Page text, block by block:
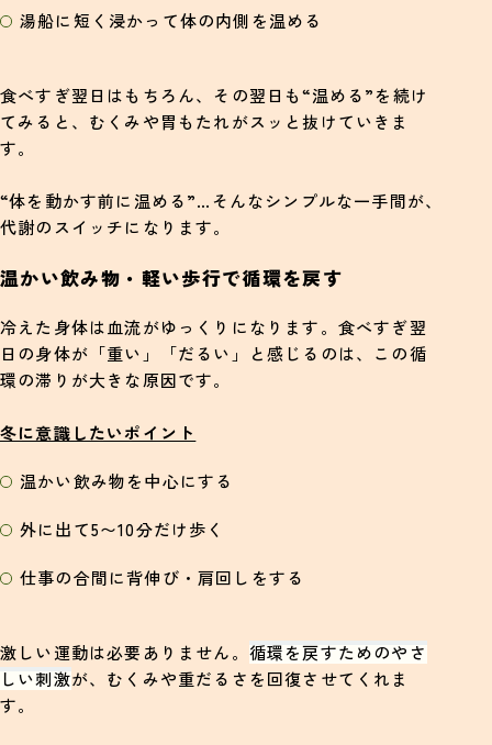
湯船に短く浸かって体の内側を温める
食べすぎ翌日はもちろん、その翌日も“温める”を続け
てみると、むくみや胃もたれがスッと抜けていきま
す。
“体を動かす前に温める”…そんなシンプルな一手間が、
代謝のスイッチになります。
温かい飲み物・軽い歩行で循環を戻す
冷えた身体は血流がゆっくりになります。食べすぎ翌
日の身体が「重い」「だるい」と感じるのは、この循
環の滞りが大きな原因です。
冬に意識したいポイント
温かい飲み物を中心にする
外に出て5〜10分だけ歩く
仕事の合間に背伸び・肩回しをする
激しい運動は必要ありません。 循環を戻すためのやさ
しい刺激が、むくみや重だるさを回復させてくれま
す。